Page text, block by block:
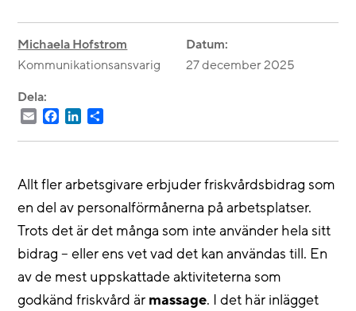
Michaela Hofstrom
Kommunikationsansvarig
Datum:
27 december 2025
Dela:
EmailFacebookLinkedIn
Allt fler arbetsgivare erbjuder friskvårdsbidrag som
en del av personalförmånerna på arbetsplatser.
Trots det är det många som inte använder hela sitt
bidrag – eller ens vet vad det kan användas till. En
av de mest uppskattade aktiviteterna som
godkänd friskvård är massage. I det här inlägget